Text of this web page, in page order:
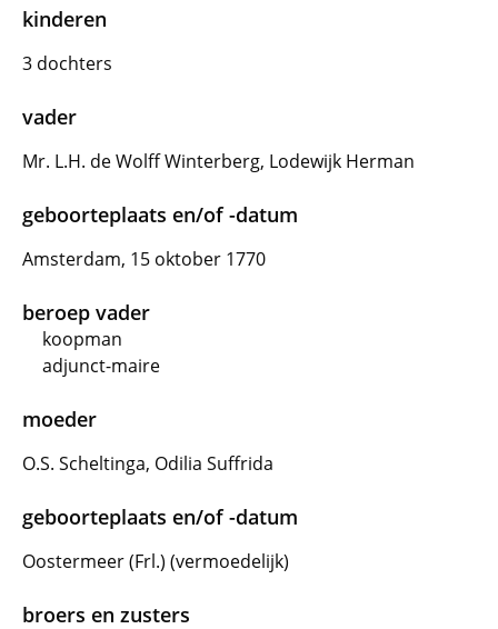
kinderen
3 dochters
vader
Mr. L.H. de Wolff Winterberg, Lodewijk Herman
geboorteplaats en/of -datum
Amsterdam, 15 oktober 1770
beroep vader
koopman
adjunct-maire
moeder
O.S. Scheltinga, Odilia Suffrida
geboorteplaats en/of -datum
Oostermeer (Frl.) (vermoedelijk)
broers en zusters